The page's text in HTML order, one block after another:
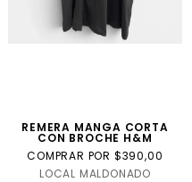
REMERA MANGA CORTA
CON BROCHE H&M
COMPRAR POR $390,00
LOCAL MALDONADO